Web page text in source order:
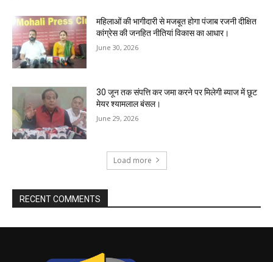
महिलाओं की भागीदारी से मजबूत होगा पंजाब रजनी दीक्षित
कांग्रेस की जनहित नीतियां विकास का आधार।
June 30, 2026
30 जून तक संपत्ति कर जमा करने पर मिलेगी ब्याज में छूट
मेयर श्यामलाल बंसल।
June 29, 2026
Load more
RECENT COMMENTS